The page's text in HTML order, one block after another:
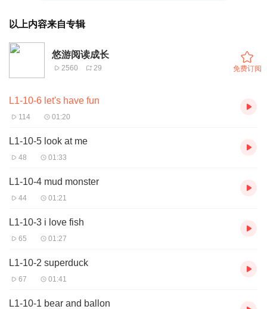
以上内容来自专辑
悠游阅读成长
2560 29 免费订阅
L1-10-6 let's have fun
114 01:20
L1-10-5 look at me
48 01:33
L1-10-4 mud monster
44 01:21
L1-10-3 i love fish
65 01:27
L1-10-2 superduck
67 01:41
L1-10-1 bear and ballon